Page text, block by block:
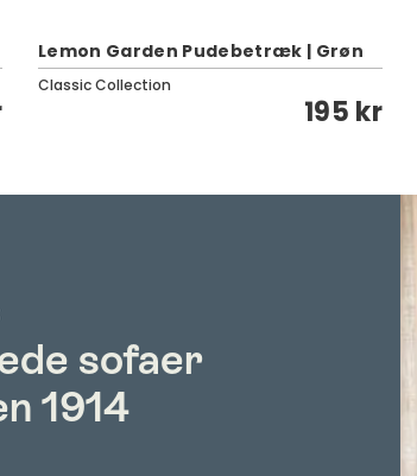
Lemon Garden Pudebetræk | Grøn
Classic Collection
195 kr
sofaer
1914